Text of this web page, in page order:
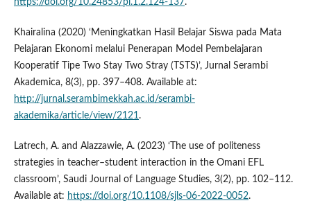
https://doi.org/10.24853/pl.1.2.124-137 .
Khairalina (2020) ‘Meningkatkan Hasil Belajar Siswa pada Mata
Pelajaran Ekonomi melalui Penerapan Model Pembelajaran
Kooperatif Tipe Two Stay Two Stray (TSTS)’, Jurnal Serambi
Akademica, 8(3), pp. 397–408. Available at:
http://jurnal.serambimekkah.ac.id/serambi-
akademika/article/view/2121.
Latrech, A. and Alazzawie, A. (2023) ‘The use of politeness
strategies in teacher–student interaction in the Omani EFL
classroom’, Saudi Journal of Language Studies, 3(2), pp. 102–112.
Available at: https://doi.org/10.1108/sjls-06-2022-0052.